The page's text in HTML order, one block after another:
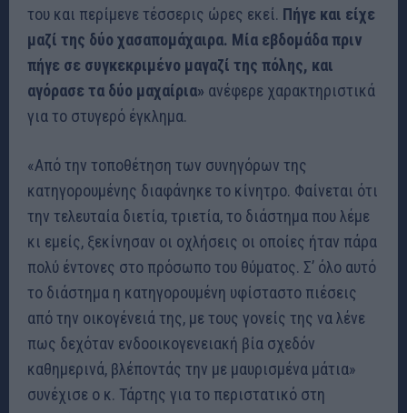
του και περίμενε τέσσερις ώρες εκεί. Πήγε και είχε
μαζί της δύο χασαπομάχαιρα. Μία εβδομάδα πριν
πήγε σε συγκεκριμένο μαγαζί της πόλης, και
αγόρασε τα δύο μαχαίρια» ανέφερε χαρακτηριστικά
για το στυγερό έγκλημα.
«Από την τοποθέτηση των συνηγόρων της
κατηγορουμένης διαφάνηκε το κίνητρο. Φαίνεται ότι
την τελευταία διετία, τριετία, το διάστημα που λέμε
κι εμείς, ξεκίνησαν οι οχλήσεις οι οποίες ήταν πάρα
πολύ έντονες στο πρόσωπο του θύματος. Σ’ όλο αυτό
το διάστημα η κατηγορουμένη υφίσταστο πιέσεις
από την οικογένειά της, με τους γονείς της να λένε
πως δεχόταν ενδοοικογενειακή βία σχεδόν
καθημερινά, βλέποντάς την με μαυρισμένα μάτια»
συνέχισε ο κ. Τάρτης για το περιστατικό στη